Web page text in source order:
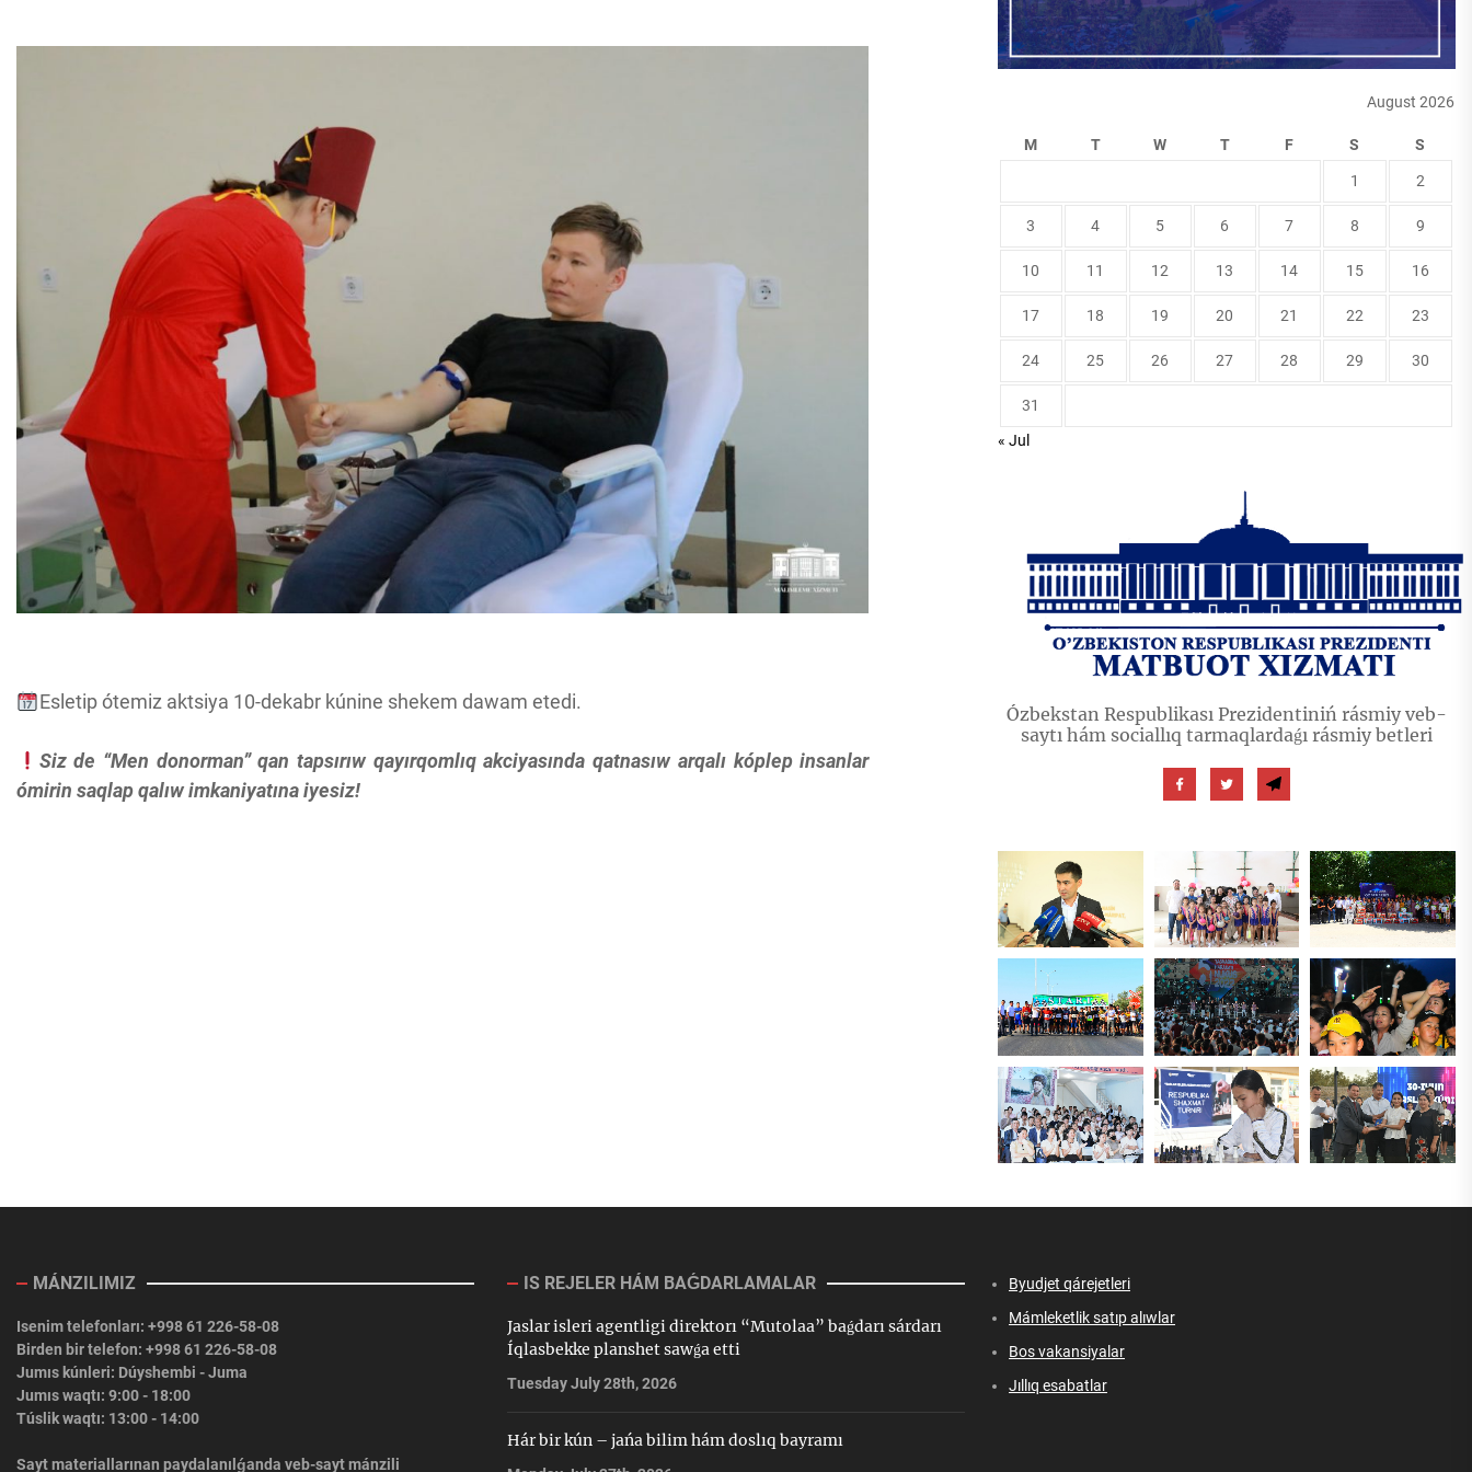
Esletip ótemiz aktsiya 10-dekabr kúnine shekem dawam etedi.
Siz de “Men donorman” qan tapsırıw qayırqomlıq akciyasında qatnasıw arqalı kóplep insanlar
ómirin saqlap qalıw imkaniyatına iyesiz!
August 2026
M T W T F S S
1 2
3 4 5 6 7 8 9
10 11 12 13 14 15 16
17 18 19 20 21 22 23
24 25 26 27 28 29 30
31
« Jul
Ózbekstan Respublikası Prezidentiniń rásmiy veb-
saytı hám sociallıq tarmaqlardaǵı rásmiy betleri
MÁNZILIMIZ
Isenim telefonları: +998 61 226-58-08
Birden bir telefon: +998 61 226-58-08
Jumıs kúnleri: Dúyshembi - Juma
Jumıs waqtı: 9:00 - 18:00
Túslik waqtı: 13:00 - 14:00
Sayt materiallarınan paydalanılǵanda veb-sayt mánzili
IS REJELER HÁM BAǴDARLAMALAR
Jaslar isleri agentligi direktorı “Mutolaa” baǵdarı sárdarı
Íqlasbekke planshet sawǵa etti
Tuesday July 28th, 2026
Hár bir kún – jańa bilim hám doslıq bayramı
Byudjet qárejetleri
Mámleketlik satıp alıwlar
Bos vakansiyalar
Jıllıq esabatlar